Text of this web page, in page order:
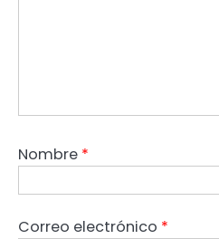
Nombre *
Correo electrónico *